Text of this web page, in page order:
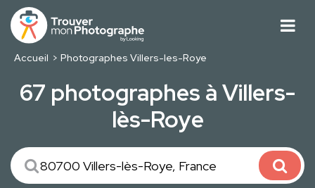
Accueil Photographes Villers-les-Roye
67 photographes à Villers-
lès-Roye